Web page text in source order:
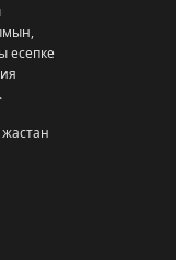
есепке
жастан